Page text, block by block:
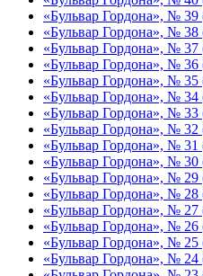
«Бульвар Гордона», № 39
«Бульвар Гордона», № 38
«Бульвар Гордона», № 37
«Бульвар Гордона», № 36
«Бульвар Гордона», № 35
«Бульвар Гордона», № 34
«Бульвар Гордона», № 33
«Бульвар Гордона», № 32
«Бульвар Гордона», № 31
«Бульвар Гордона», №
«Бульвар Гордона», №
«Бульвар Гордона», №
«Бульвар Гордона», №
«Бульвар Гордона», №
«Бульвар Гордона», №
«Бульвар Гордона», №